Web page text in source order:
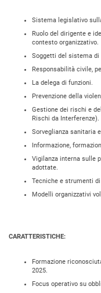
Sistema legislativo
Ruolo del dirigente e
contesto organizzativo.
Soggetti del sistema di
Responsabilità civile,
La delega di funzioni.
Prevenzione della
Gestione dei rischi e
Rischi da Interferenze).
Sorveglianza sanitaria
Informazione,
Vigilanza interna sulle
adottate.
Tecniche e strumenti
Modelli organizzativi
CARATTERISTICHE:
Formazione
2025.
Focus operativo su